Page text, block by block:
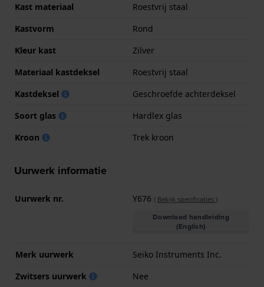
Kast materiaal
Roestvrij staal
Kastvorm
Rond
Kleur kast
Zilver
Materiaal kastdeksel
Roestvrij staal
Kastdeksel
Geschroefde achterdeksel
Soort glas
Hardlex glas
Kroon
Trek kroon
Uurwerk informatie
Uurwerk nr. Y676 ( Bekijk specificaties )
Download handleiding
(English)
Merk uurwerk
Seiko Instruments Inc.
Zwitsers uurwerk
Nee